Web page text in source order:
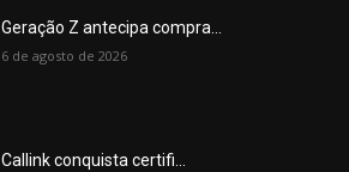
Geração Z antecipa compra...
6 de agosto de 2026
Callink conquista certifi...